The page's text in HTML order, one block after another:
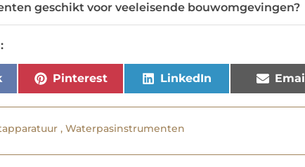
geschikt voor veeleisende bouwomgevingen?
Pinterest LinkedIn Email
,Waterpasinstrumenten